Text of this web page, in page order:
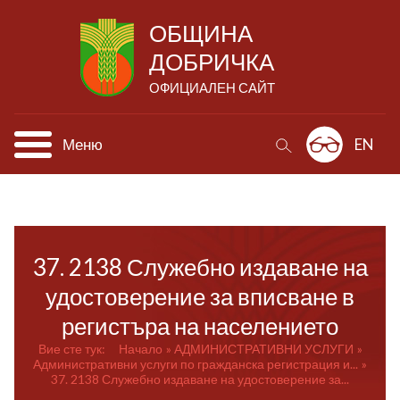
ОБЩИНА
ДОБРИЧКА
ОФИЦИАЛЕН САЙТ
Меню EN
37. 2138 Служебно издаване на
удостоверение за вписване в
регистъра на населението
Вие сте тук: Начало
АДМИНИСТРАТИВНИ УСЛУГИ
Административни услуги по гражданска регистрация и...
37. 2138 Служебно издаване на удостоверение за...